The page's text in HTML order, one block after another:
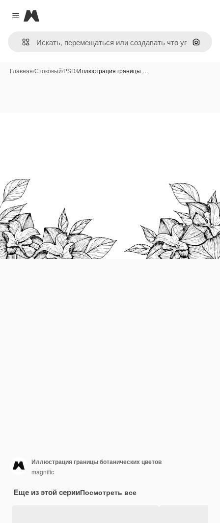
Close menu
Magnific
Поиск
Главная/Стоковый/PSD/Иллюстрация границы …
Иллюстрация границы ботанических цветов
magnific
Еще из этой серииПосмотреть все